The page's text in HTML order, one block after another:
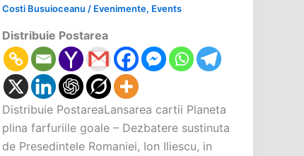
Costi Busuioceanu/ Evenimente, Events
Distribuie Postarea
Distribuie PostareaLansarea cartii Planeta
plina farfuriile goale – Dezbatere sustinuta
de Presedintele Romaniei, Ion Iliescu, in